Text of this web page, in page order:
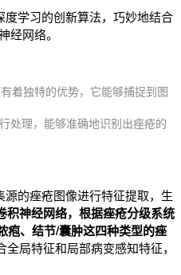
学习的创新算法，巧妙地结合
经网络。
着独特的优势，它能够捕捉到图
处理，能够准确地识别出痤疮的
的痤疮图像进行特征提取，生
积神经网络，根据痤疮分级系统
疱、结节/囊肿这四种类型的痤
局特征和局部病变感知特征，